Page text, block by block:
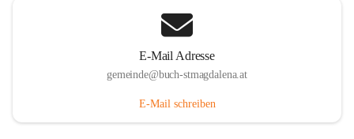
E-Mail Adresse
gemeinde@buch-stmagdalena.at
E-Mail schreiben